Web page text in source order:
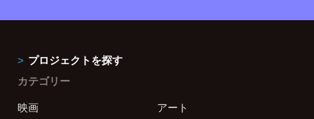
プロジェクトを探す
カテゴリー
映画
アート